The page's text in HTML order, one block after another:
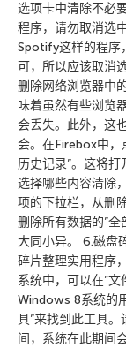
选项卡中清除不必
程序，请勿取消选
Spotify这样的程序
可，所以应该取消
删除网络浏览器中
味着虽然有些浏览
会丢失。此外，这
会。在Firebox中，
历史记录”。这将
选择哪些内容清除
项的下拉栏，从删
删除所有数据的”全
大同小异。 6.磁盘
碎片整理实用程序
系统中，可以在”
Windows 8系统的
具”来找到此工具
间，系统在此期间